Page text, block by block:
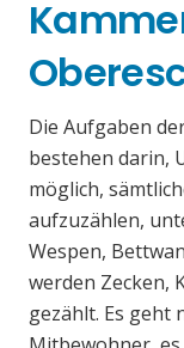
Die Aufgaben
bestehen darin,
möglich,
aufzuzählen,
Wespen,
werden Zecken,
gezählt. Es geht